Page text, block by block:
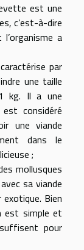
est une
c’est-à-dire
a
par
une taille
kg. Il a une
considéré
une viande
dans le
;
mollusques
sa viande
Bien
est simple et
pour